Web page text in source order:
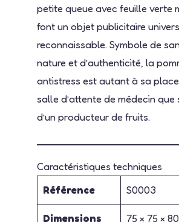
petite queue avec feuille verte
font un objet publicitaire
reconnaissable. Symbole de
nature et d’authenticité, la
antistress est autant à sa
salle d’attente de médecin que
d’un producteur de fruits.
Caractéristiques techniques
Référence
S0003
Dimensions 75 × 75 ×